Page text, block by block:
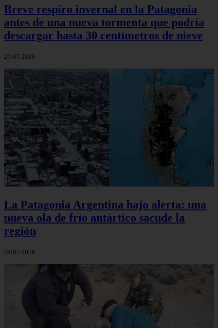
Breve respiro invernal en la Patagonia
antes de una nueva tormenta que podría
descargar hasta 30 centímetros de nieve
29/07/2026
La Patagonia Argentina bajo alerta: una
nueva ola de frío antártico sacude la
región
29/07/2026